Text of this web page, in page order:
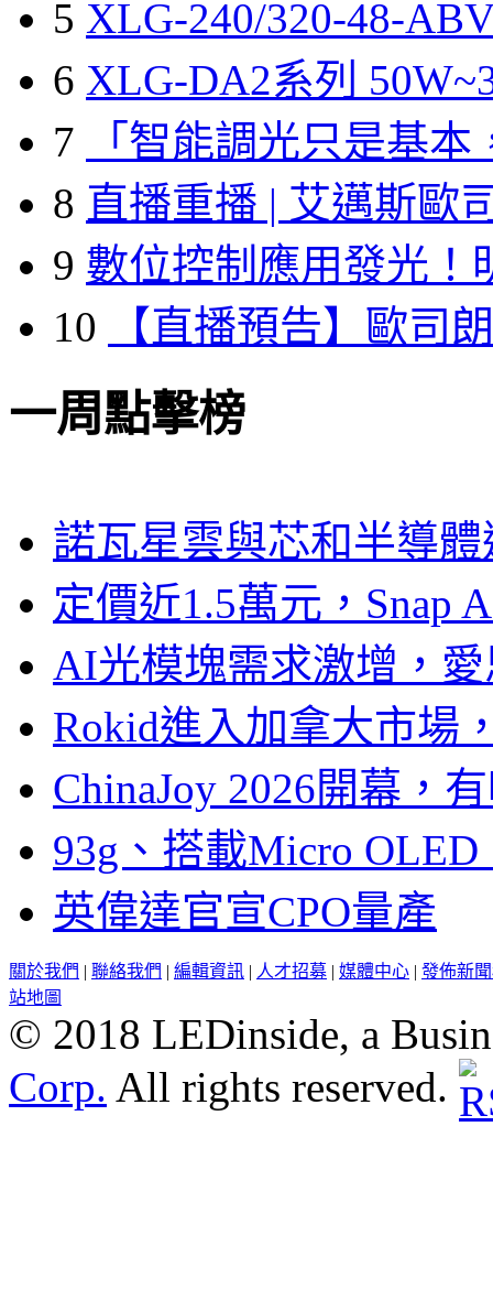
5 XLG-240/320-48-
6 XLG-DA2系列
7
「智能調光只是基本
8 直播重播 | 艾邁斯歐
9 數位控制應用發光！
10
【直播預告】歐司
一周點擊榜
諾瓦星雲與芯和半導
定價近1.5萬元，Snap
AI光模塊需求激增，
Rokid進入加拿大市場
ChinaJoy 2026開幕，
93g、搭載Micro
英偉達官宣CPO量產
關於我們 | 聯絡我們 | 編輯資訊 | 人才招募 | 媒體中心 | 發佈新
站地圖
© 2018 LEDinside, a
Corp. All rights reserved.